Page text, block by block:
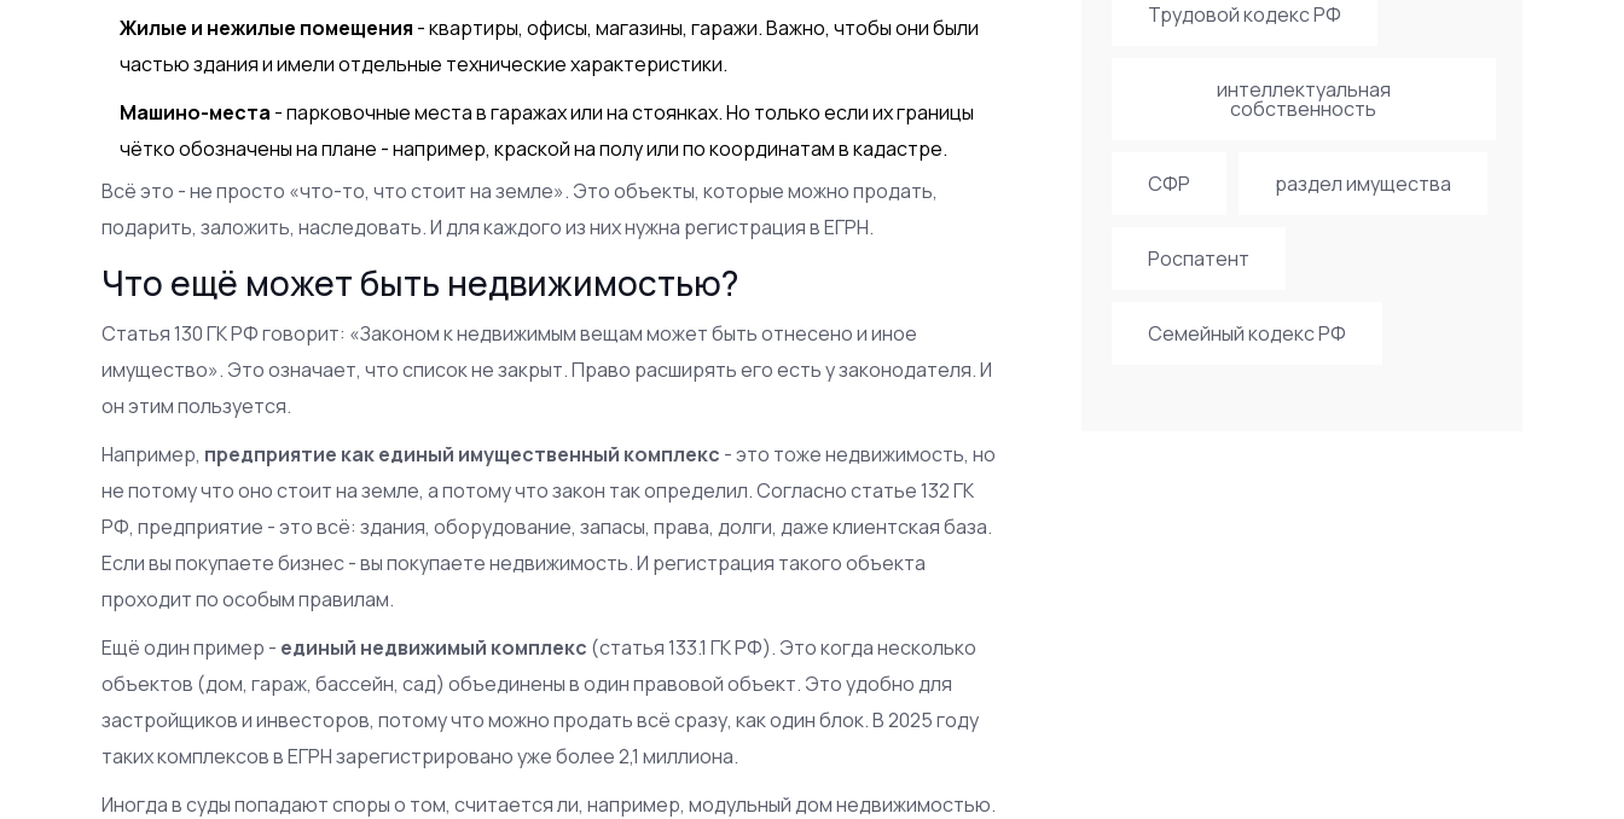
Трудовой кодекс РФ
интеллектуальная
собственность
СФР раздел имущества
Роспатент
Семейный кодекс РФ
Жилые и нежилые помещения - квартиры, офисы, магазины, гаражи. Важно, чтобы они были
частью здания и имели отдельные технические характеристики.
Машино-места - парковочные места в гаражах или на стоянках. Но только если их границы
чётко обозначены на плане - например, краской на полу или по координатам в кадастре.
Всё это - не просто «что-то, что стоит на земле». Это объекты, которые можно продать,
подарить, заложить, наследовать. И для каждого из них нужна регистрация в ЕГРН.
Что ещё может быть недвижимостью?
Статья 130 ГК РФ говорит: «Законом к недвижимым вещам может быть отнесено и иное
имущество». Это означает, что список не закрыт. Право расширять его есть у законодателя. И
он этим пользуется.
Например, предприятие как единый имущественный комплекс - это тоже недвижимость, но
не потому что оно стоит на земле, а потому что закон так определил. Согласно статье 132 ГК
РФ, предприятие - это всё: здания, оборудование, запасы, права, долги, даже клиентская база.
Если вы покупаете бизнес - вы покупаете недвижимость. И регистрация такого объекта
проходит по особым правилам.
Ещё один пример - единый недвижимый комплекс (статья 133.1 ГК РФ). Это когда несколько
объектов (дом, гараж, бассейн, сад) объединены в один правовой объект. Это удобно для
застройщиков и инвесторов, потому что можно продать всё сразу, как один блок. В 2025 году
таких комплексов в ЕГРН зарегистрировано уже более 2,1 миллиона.
Иногда в суды попадают споры о том, считается ли, например, модульный дом недвижимостью.